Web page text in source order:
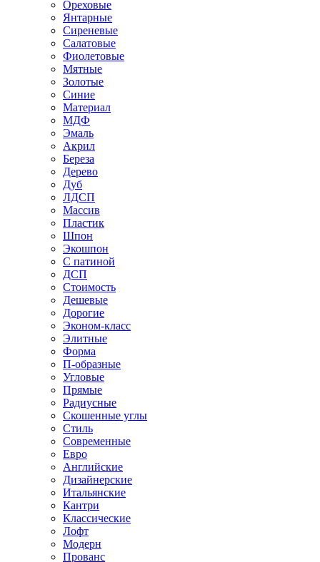
Ореховые
Янтарные
Сиреневые
Салатовые
Фиолетовые
Мятные
Золотые
Синие
Материал
МДФ
Эмаль
Акрил
Береза
Дерево
Дуб
ЛДСП
Массив
Пластик
Шпон
Экошпон
С патиной
ДСП
Стоимость
Дешевые
Дорогие
Эконом-класс
Элитные
Форма
П-образные
Угловые
Прямые
Радиусные
Скошенные углы
Стиль
Современные
Евро
Английские
Дизайнерские
Итальянские
Кантри
Классические
Лофт
Модерн
Прованс